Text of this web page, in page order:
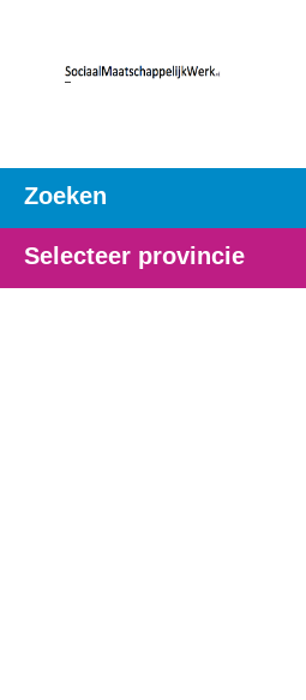
Zoeken
Selecteer provincie